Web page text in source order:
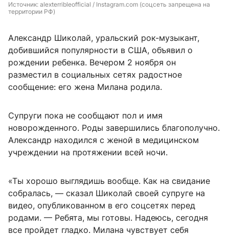
Источник: alexterribleofficial / Instagram.com (соцсеть запрещена на
территории РФ)
Александр Шиколай, уральский рок-музыкант,
добившийся популярности в США, объявил о
рождении ребенка. Вечером 2 ноября он
разместил в социальных сетях радостное
сообщение: его жена Милана родила.
Супруги пока не сообщают пол и имя
новорожденного. Роды завершились благополучно.
Александр находился с женой в медицинском
учреждении на протяжении всей ночи.
«Ты хорошо выглядишь вообще. Как на свидание
собралась, — сказал Шиколай своей супруге на
видео, опубликованном в его соцсетях перед
родами. — Ребята, мы готовы. Надеюсь, сегодня
все пройдет гладко. Милана чувствует себя